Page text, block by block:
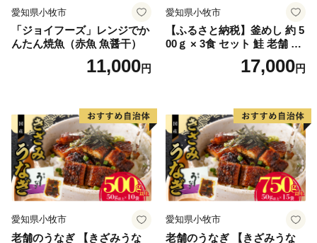
愛知県小牧市
「ジョイフーズ」レンジでか
んたん焼魚（赤魚 魚醤干）
11,000円
愛知県小牧市
【ふるさと納税】釜めし 約 5
00ｇ × 3食 セット 鮭 老舗 急
速冷凍 レンチン 時短 簡単調
理 食品 加工品 海鮮 手作り
り寄せグルメ 愛知県 小牧市
送料無料
17,000円
愛知県小牧市
老舗のうなぎ 【きざみうな
愛知県小牧市
老舗のうなぎ 【きざみうな